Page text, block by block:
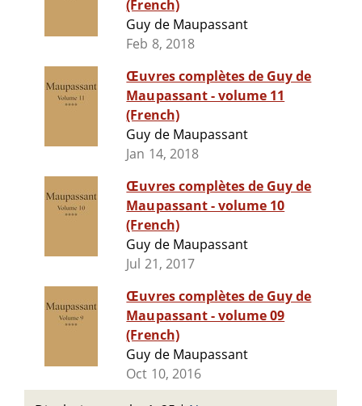
(French)
Guy de Maupassant
Feb 8, 2018
Œuvres complètes de Guy de
Maupassant - volume 11
(French)
Guy de Maupassant
Jan 14, 2018
Œuvres complètes de Guy de
Maupassant - volume 10
(French)
Guy de Maupassant
Jul 21, 2017
Œuvres complètes de Guy de
Maupassant - volume 09
(French)
Guy de Maupassant
Oct 10, 2016